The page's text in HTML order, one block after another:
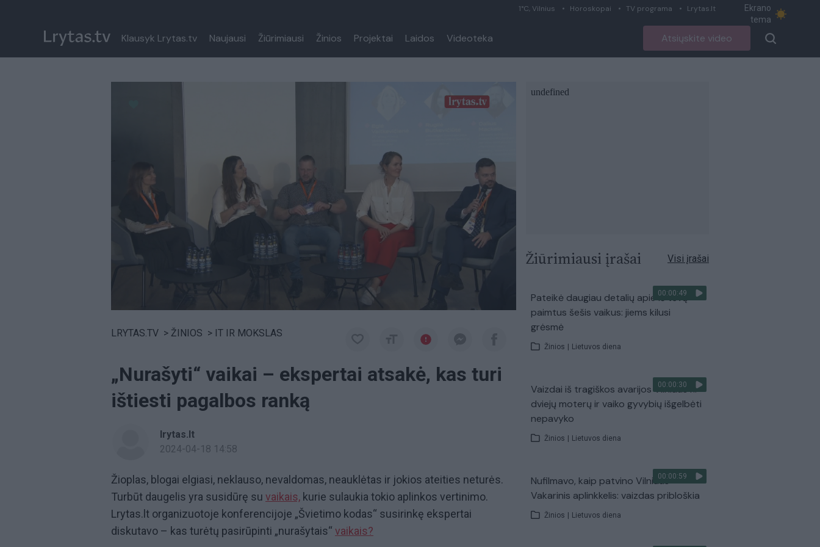
1°C, Vilnius Horoskopai TV programa Lrytas.lt
Ekrano
tema
Klausyk Lrytas.tv Naujausi Žiūrimiausi Žinios Projektai Laidos Videoteka Atsiųskite video
LRYTAS.TV > ŽINIOS > IT IR MOKSLAS
„Nurašyti“ vaikai – ekspertai atsakė, kas turi
ištiesti pagalbos ranką
lrytas.lt
2024-04-18 14:58
Žioplas, blogai elgiasi, neklauso, nevaldomas, neauklėtas ir jokios ateities neturės.
Turbūt daugelis yra susidūrę su vaikais, kurie sulaukia tokio aplinkos vertinimo.
Lrytas.lt organizuotoje konferencijoje „Švietimo kodas“ susirinkę ekspertai
diskutavo – kas turėtų pasirūpinti „nurašytais“ vaikais?
Žiūrimiausi įrašai Visi įrašai
00:00:49
Pateikė daugiau detalių apie iš tėvų
paimtus šešis vaikus: jiems kilusi
grėsmė
Žinios Lietuvos diena
00:00:30
Vaizdai iš tragiškos avarijos Vilniaus r.:
dviejų moterų ir vaiko gyvybių išgelbėti
nepavyko
Žinios Lietuvos diena
00:00:59
Nufilmavo, kaip patvino Vilniaus
Vakarinis aplinkkelis: vaizdas pribloškia
Žinios Lietuvos diena